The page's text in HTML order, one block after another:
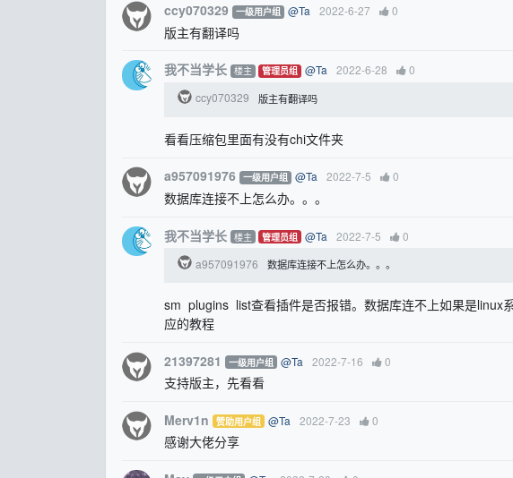
ccy070329 一级用户组 @Ta 2022-6-27 0
版主有翻译吗
我不当学长 楼主 管理员组 @Ta 2022-6-28
0
ccy070329
版主有翻译吗
看看压缩包里面有没有chi文件夹
a957091976 一级用户组 @Ta 2022-7-5 0
数据库连接不上怎么办。。。
我不当学长 楼主 管理员组 @Ta 2022-7-5
0
a957091976
数据库连接不上怎么办。。。
sm plugins list查看插件是否报错。数据库连不上如果是linux
应的教程
21397281 一级用户组 @Ta 2022-7-16 0
支持版主，先看看
Merv1n 赞助用户组 @Ta 2022-7-23 0
感谢大佬分享